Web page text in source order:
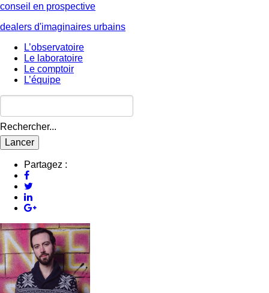
conseil en prospective
dealers d'imaginaires urbains
L’observatoire
Le laboratoire
Le comptoir
L’équipe
Rechercher...
Partagez :